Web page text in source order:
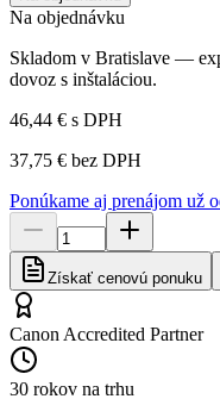
Na objednávku
Skladom v Bratislave —
dovoz s inštaláciou.
46,44 € s DPH
37,75 € bez DPH
Ponúkame aj prenájom už
Získať cenovú ponuku
Canon Accredited Partner
30 rokov na trhu